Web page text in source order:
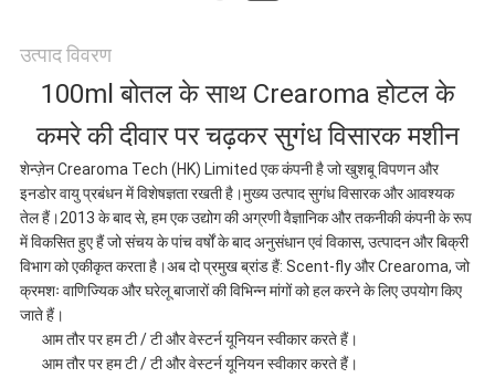
करे
साइटमैप
गोपनीयता
नीति
उत्पाद विवरण
100ml बोतल के साथ Crearoma होटल के
कमरे की दीवार पर चढ़कर सुगंध विसारक मशीन
शेन्ज़ेन Crearoma Tech (HK) Limited एक कंपनी है जो खुशबू विपणन और
इनडोर वायु प्रबंधन में विशेषज्ञता रखती है।मुख्य उत्पाद सुगंध विसारक और आवश्यक
तेल हैं।2013 के बाद से, हम एक उद्योग की अग्रणी वैज्ञानिक और तकनीकी कंपनी के रूप
में विकसित हुए हैं जो संचय के पांच वर्षों के बाद अनुसंधान एवं विकास, उत्पादन और बिक्री
विभाग को एकीकृत करता है।अब दो प्रमुख ब्रांड हैं: Scent-fly और Crearoma, जो
क्रमशः वाणिज्यिक और घरेलू बाजारों की विभिन्न मांगों को हल करने के लिए उपयोग किए
जाते हैं।
आम तौर पर हम टी / टी और वेस्टर्न यूनियन स्वीकार करते हैं।
आम तौर पर हम टी / टी और वेस्टर्न यूनियन स्वीकार करते हैं।